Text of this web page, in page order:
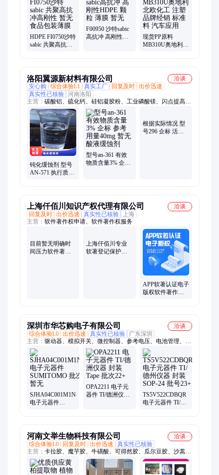
HDPE FI0750沙特
sabic 共聚高抗冲
F00950 沙特sabic
高抗冲 高刚性
现货PP原料
MB310U奥地利北
洛阳翼源新材料有限公司
洽谈
安心购
综合体验L1 真实工厂 回复及时 出价迅速
真实性已核验 河南洛阳
主营： 碳酸铝、硫化钙、硅铝凝胶粉、工业磷酸镁、闪点提高
剂、表面活性剂、耐火材料、水处理原材料
钝化缓蚀剂 型号
AN-571 执行质量
型号an-361 有效
物质含量3% 企标
根据实际情况 型
号296 企标 活性
上海仟佰川知识产权代理有限公司
洽谈
回复及时 出价迅速 真实性已核验
上海
主营： 软件著作权申请、软件著作权服务
目前暂无明确时
间压力软件著作
上海仟佰川专业
软著登记保护源
APP软著认证电子
版权软件著作权
深圳市华芯购电子有限公司
洽谈
综合体验L0 出价迅速 真实性已核验
广东深圳
主营： 驱动器、模拟开关、微控制器、参考电压、电池管理、视
频开关ic、仪表放大器、音频放大器、开关稳压器、数字隔离
器、精密放大器、运算放大器、点火控制器、开关控制器、可编
程门阵列、接口集成电路、电容电阻
SJHA04C001M1N46
电子元器件
OPA2211 电子元
器件 TI/德洲仪器
TS5V522CDBQR
电子元器件 TI/德
河南文举生物科技有限公司
洽谈
综合体验L0
回复及时 出价迅速
真实性已核验
主营： 卡拉胶、魔芋胶、牛磺酸、可得然胶、瓜尔豆胶、沙蒿子
胶、海藻酸钠、纳他酶素、食用明胶、聚丙烯酸钠、甲基纤维
素、酪蛋白酸钠、普鲁兰多糖、乳酸链球菌素、食品级黄原胶